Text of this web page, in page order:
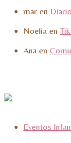
mar en
Noelia en
Ana en
Eventos